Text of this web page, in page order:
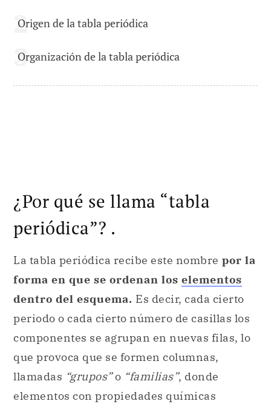
Origen de la tabla periódica
Organización de la tabla periódica
forma en que se ordenan loselementos
dentro del esquema.
componentes se agrupan en nuevas filas, lo
que provoca que se formen columnas,
llamadas“grupos”o“familias”, donde
elementos con propiedades químicas
parecidas aparecen juntos.
Entonces, este nombre lo toma de dicha idea
de“periodo”transcurrido o de número de